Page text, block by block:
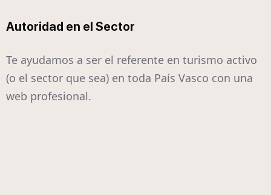
Autoridad en el Sector
Te ayudamos a ser el referente en turismo activo
(o el sector que sea) en toda País Vasco con una
web profesional.